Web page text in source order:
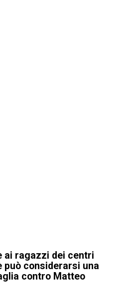
ai ragazzi dei centri
può considerarsi una
contro Matteo